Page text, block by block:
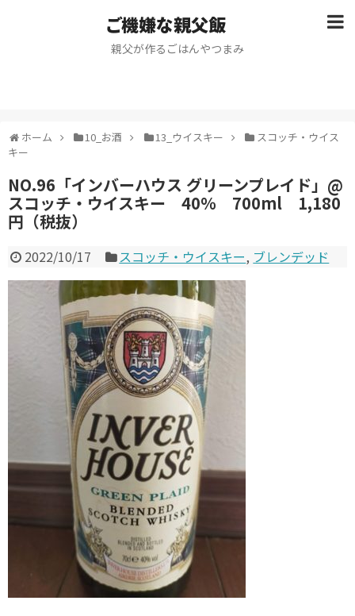
ご機嫌な親父飯
親父が作るごはんやつまみ
ホーム 10_お酒 13_ウイスキー
スコッチ・ウイス
キー
NO.96「インバーハウス グリーンプレイド」@
スコッチ・ウイスキー 40％ 700ml 1,180
円（税抜）
2022/10/17 スコッチ・ウイスキー, ブレンデッド